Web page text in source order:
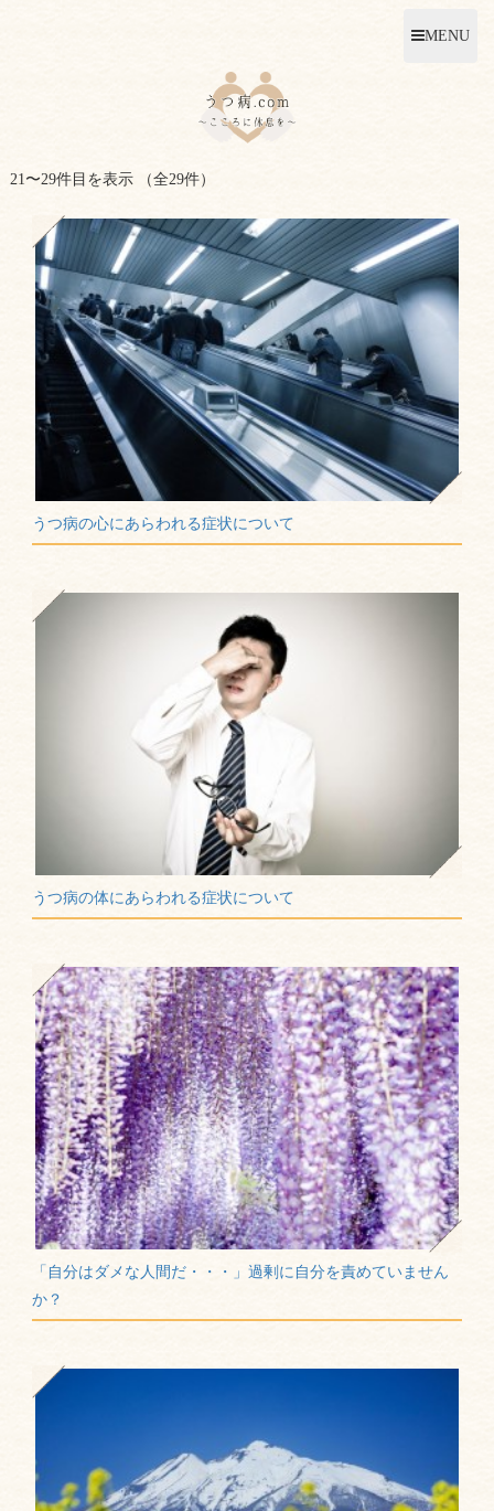
MENU
21〜29件目を表示 （全29件）
うつ病の心にあらわれる症状について
うつ病の体にあらわれる症状について
「自分はダメな人間だ・・・」過剰に自分を責めていません
か？